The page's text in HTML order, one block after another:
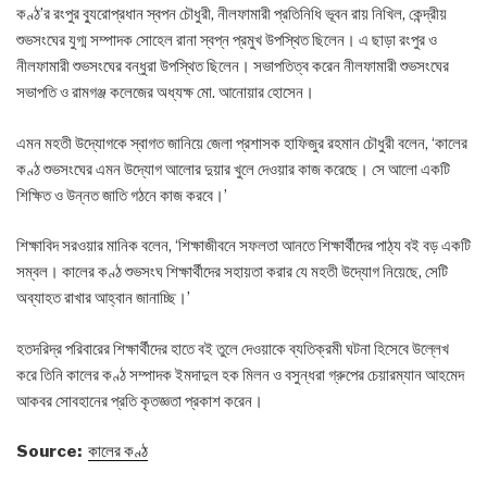
কণ্ঠ’র রংপুর ব্যুরোপ্রধান স্বপন চৌধুরী, নীলফামারী প্রতিনিধি ভূবন রায় নিখিল, কেন্দ্রীয়
শুভসংঘের যুগ্ম সম্পাদক সোহেল রানা স্বপ্ন প্রমুখ উপস্থিত ছিলেন। এ ছাড়া রংপুর ও
নীলফামারী শুভসংঘের বন্ধুরা উপস্থিত ছিলেন। সভাপতিত্ব করেন নীলফামারী শুভসংঘের
সভাপতি ও রামগঞ্জ কলেজের অধ্যক্ষ মো. আনোয়ার হোসেন।
এমন মহতী উদ্যোগকে স্বাগত জানিয়ে জেলা প্রশাসক হাফিজুর রহমান চৌধুরী বলেন, ‘কালের
কণ্ঠ শুভসংঘের এমন উদ্যোগ আলোর দুয়ার খুলে দেওয়ার কাজ করেছে। সে আলো একটি
শিক্ষিত ও উন্নত জাতি গঠনে কাজ করবে।’
শিক্ষাবিদ সরওয়ার মানিক বলেন, ‘শিক্ষাজীবনে সফলতা আনতে শিক্ষার্থীদের পাঠ্য বই বড় একটি
সম্বল। কালের কণ্ঠ শুভসংঘ শিক্ষার্থীদের সহায়তা করার যে মহতী উদ্যোগ নিয়েছে, সেটি
অব্যাহত রাখার আহ্বান জানাচ্ছি।’
হতদরিদ্র পরিবারের শিক্ষার্থীদের হাতে বই তুলে দেওয়াকে ব্যতিক্রমী ঘটনা হিসেবে উল্লেখ
করে তিনি কালের কণ্ঠ সম্পাদক ইমদাদুল হক মিলন ও বসুন্ধরা গ্রুপের চেয়ারম্যান আহমেদ
আকবর সোবহানের প্রতি কৃতজ্ঞতা প্রকাশ করেন।
Source: কালের কণ্ঠ